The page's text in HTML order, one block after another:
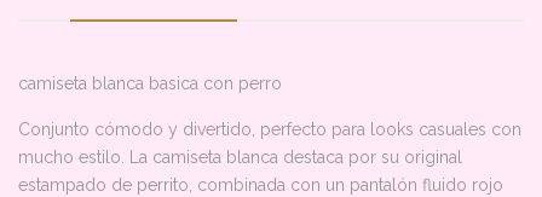
camiseta blanca basica con perro
Conjunto cómodo y divertido, perfecto para looks casuales con
mucho estilo. La camiseta blanca destaca por su original
estampado de perrito, combinada con un pantalón fluido rojo